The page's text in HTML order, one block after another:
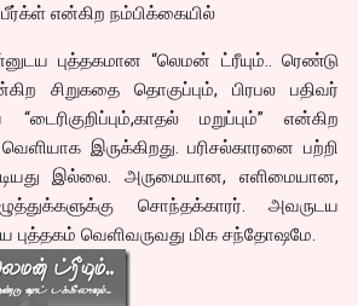
என்கிற நம்பிக்கையில்
புத்தகமான “லெமன் ட்ரீயும்.. ரெண்டு
சிறுகதை தொகுப்பும், பிரபல பதிவர்
மறுப்பும்” என்கிற
இருக்கிறது. பரிசல்காரனை பற்றி
இல்லை. அருமையான, எளிமையான,
சொந்தக்காரர். அவருடய
புத்தகம் வெளிவருவது மிக சந்தோஷமே.